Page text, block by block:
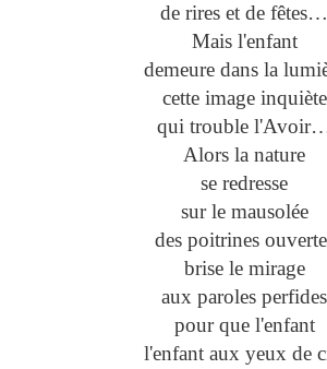
de rires et de fêtes…
Mais l'enfant
demeure dans la
cette image inquiète
qui trouble
Alors la nature
se redresse
sur le mausolée
des poitrines
brise le mirage
aux paroles perfides
pour que l'enfant
l'enfant aux yeux de